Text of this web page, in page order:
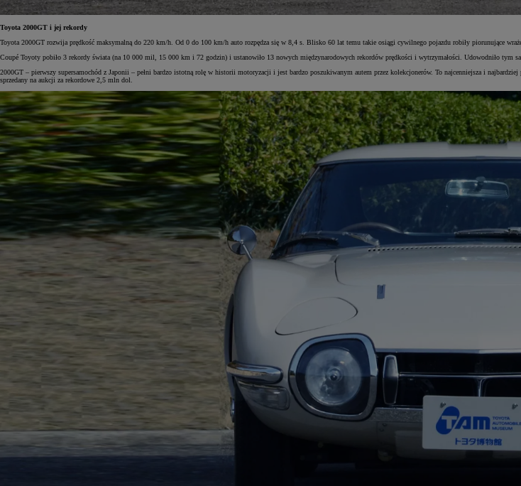
Od81 900 zł
Yaris Cross
HYBRID
Toyota 2000GT i jej rekordy
Toyota 2000GT rozwija prędkość maksymalną do 220 km/h. Od 0 do 100 km/h auto rozpędza się w 8,4 s. Blisko 60 lat temu takie osiągi cywilnego pojazdu robiły piorunujące
Coupé Toyoty pobiło 3 rekordy świata (na 10 000 mil, 15 000 km i 72 godzin) i ustanowiło 13 nowych międzynarodowych rekordów prędkości i wytrzymałości. Udowodniło tym
2000GT – pierwszy supersamochód z Japonii – pełni bardzo istotną rolę w historii motoryzacji i jest bardzo poszukiwanym autem przez kolekcjonerów. To najcenniejsza i
sprzedany na aukcji za rekordowe 2,5 mln dol.